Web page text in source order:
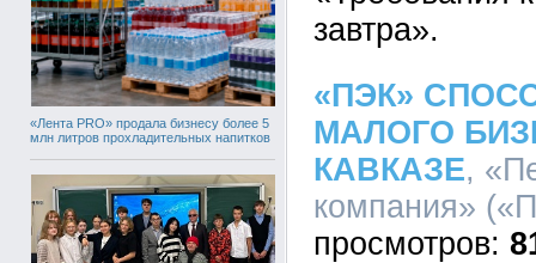
«Лента PRO» продала бизнесу более 5
млн литров прохладительных напитков
завтра».
«ПЭК»
МАЛОГО
КАВКАЗЕ,
компания»